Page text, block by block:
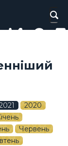
2020
Червень